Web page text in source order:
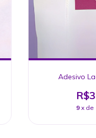
Adesivo
9 x de